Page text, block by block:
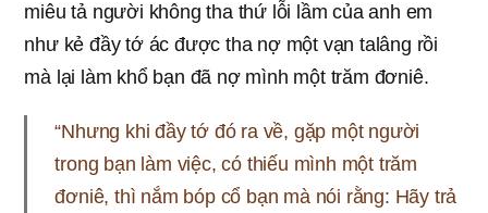
miêu tả người không tha thứ lỗi lầm của anh em
như kẻ đầy tớ ác được tha nợ một vạn talâng rồi
mà lại làm khổ bạn đã nợ mình một trăm đơniê.
“Nhưng khi đầy tớ đó ra về, gặp một người
trong bạn làm việc, có thiếu mình một trăm
đơniê, thì nắm bóp cổ bạn mà nói rằng: Hãy trả